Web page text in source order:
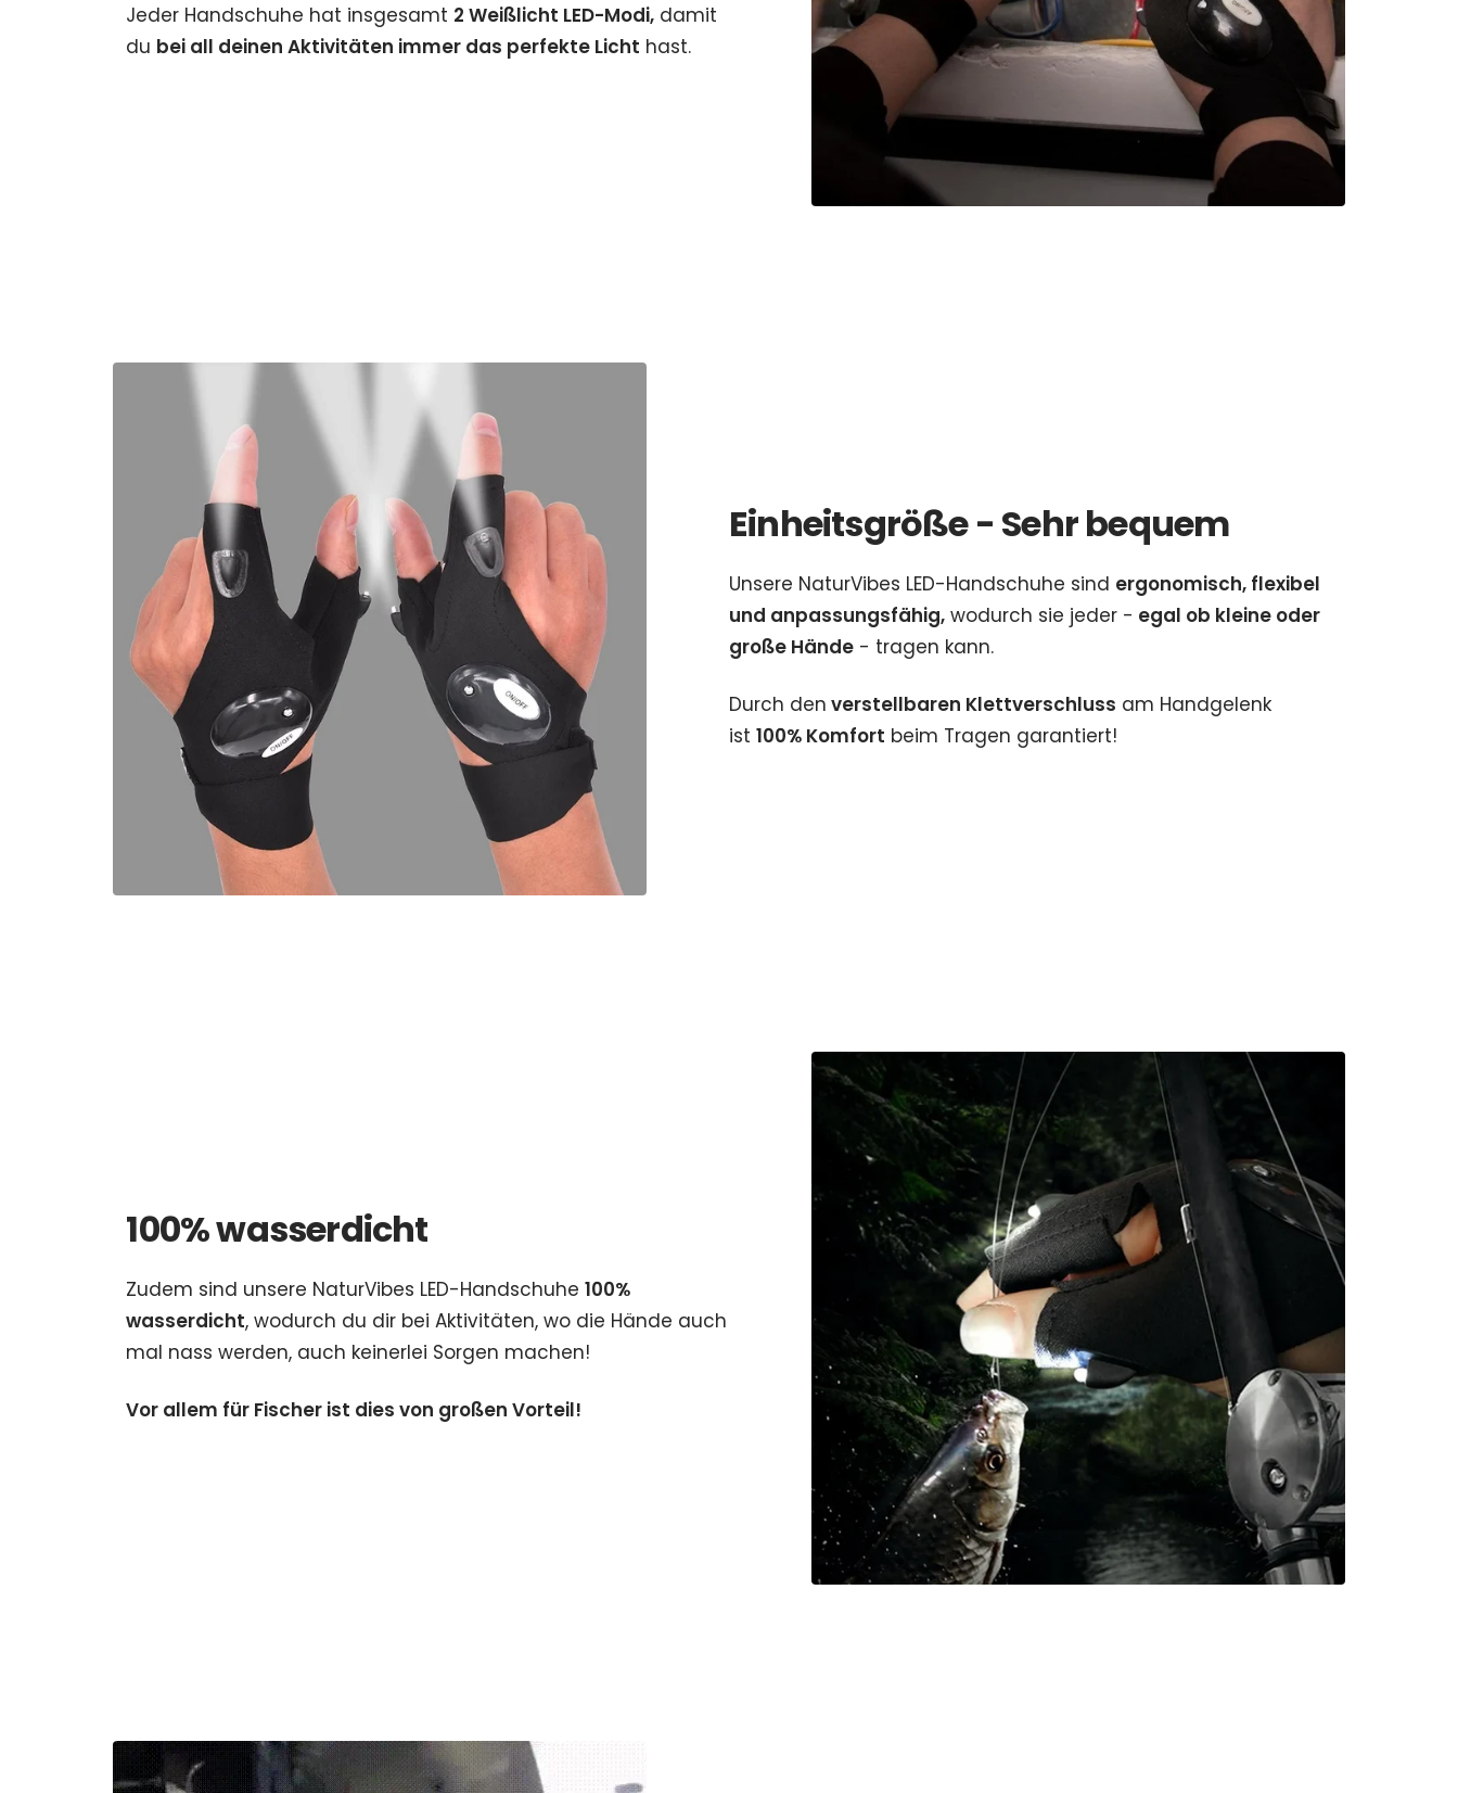
Jeder Handschuhe hat insgesamt 2 Weißlicht LED-Modi, damit
du bei all deinen Aktivitäten immer das perfekte Licht hast.
Einheitsgröße - Sehr bequem
Unsere NaturVibes LED-Handschuhe sind ergonomisch, flexibel
und anpassungsfähig,wodurch sie jeder - egal ob kleine oder
große Hände- tragen kann.
Durch den verstellbaren Klettverschluss am Handgelenk
ist 100% Komfort beim Tragen garantiert!
100% wasserdicht
Zudem sind unsere NaturVibes LED-Handschuhe100%
wasserdicht, wodurch du dir bei Aktivitäten, wo die Hände auch
mal nass werden, auch keinerlei Sorgen machen!
Vor allem für Fischer ist dies von großen Vorteil!